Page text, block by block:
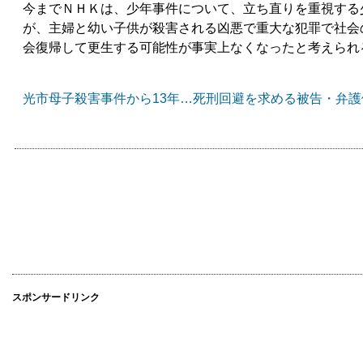
今までＮＨＫは、少年事件について、立ち直りを重視す
が、主婦と幼い子供が殺害される凶悪で重大な犯罪で社
会復帰して更生する可能性が事実上なくなったと考えら
光市母子殺害事件から13年…死刑回避を求める被告・弁
スポンサードリンク